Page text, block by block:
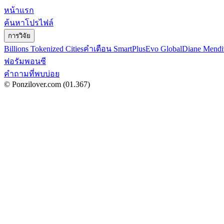
หน้าแรก
ค้นหาโปรไฟล์
การวิจัย
Billions Tokenized Citiesคำเตือน SmartPlusEvo GlobalDiane
ฟอรัมพอนซี
คำถามที่พบบ่อย
© Ponzilover.com (01.367)